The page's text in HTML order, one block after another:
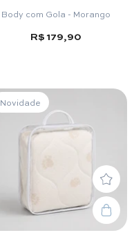
Body com Gola - Morango
R$ 179,90
Novidade